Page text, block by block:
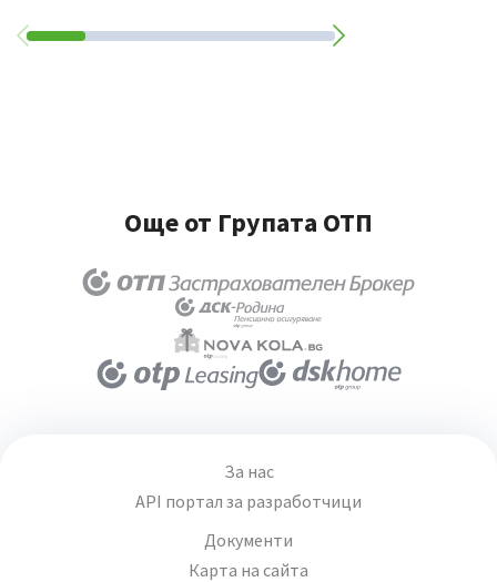
Още от Групата ОТП
За нас
API портал за разработчици
Документи
Карта на сайта